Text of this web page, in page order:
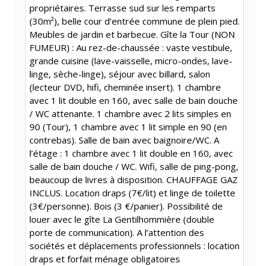
propriétaires. Terrasse sud sur les remparts
(30m²), belle cour d’entrée commune de plein pied.
Meubles de jardin et barbecue. Gîte la Tour (NON
FUMEUR) : Au rez-de-chaussée : vaste vestibule,
grande cuisine (lave-vaisselle, micro-ondes, lave-
linge, sèche-linge), séjour avec billard, salon
(lecteur DVD, hifi, cheminée insert). 1 chambre
avec 1 lit double en 160, avec salle de bain douche
/ WC attenante. 1 chambre avec 2 lits simples en
90 (Tour), 1 chambre avec 1 lit simple en 90 (en
contrebas). Salle de bain avec baignoire/WC. A
l’étage : 1 chambre avec 1 lit double en 160, avec
salle de bain douche / WC. Wifi, salle de ping-pong,
beaucoup de livres à disposition. CHAUFFAGE GAZ
INCLUS. Location draps (7€/lit) et linge de toilette
(3€/personne). Bois (3 €/panier). Possibilité de
louer avec le gîte La Gentilhommière (double
porte de communication). A l’attention des
sociétés et déplacements professionnels : location
draps et forfait ménage obligatoires